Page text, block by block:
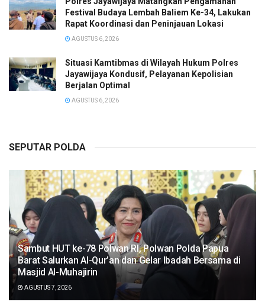
Festival Budaya Lembah Baliem Ke-34, Lakukan
Rapat Koordinasi dan Peninjauan Lokasi
AGUSTUS 6, 2026
Situasi Kamtibmas di Wilayah Hukum Polres
Jayawijaya Kondusif, Pelayanan Kepolisian
Berjalan Optimal
AGUSTUS 6, 2026
SEPUTAR POLDA
Sambut HUT ke-78 Polwan RI, Polwan Polda Papua
Barat Salurkan Al-Qur’an dan Gelar Ibadah Bersama di
Masjid Al-Muhajirin
AGUSTUS 7, 2026